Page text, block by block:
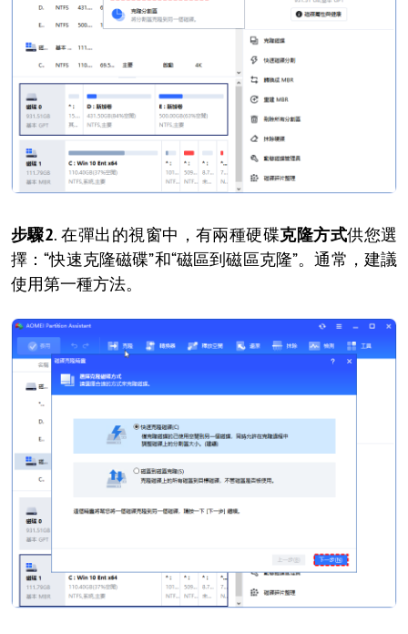
步驟2. 在彈出的視窗中，有兩種硬碟克隆方式供您選
擇：“快速克隆磁碟”和“磁區到磁區克隆”。通常，建議
使用第一種方法。